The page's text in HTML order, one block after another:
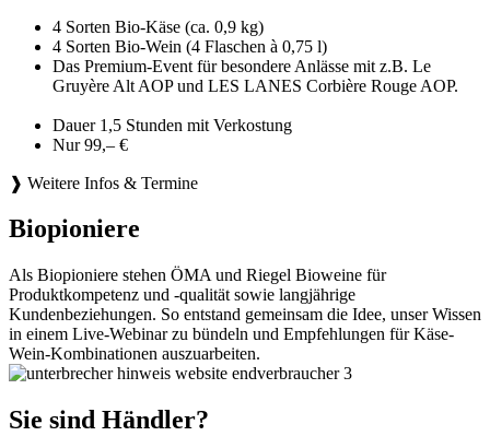
4 Sorten Bio-Käse (ca. 0,9 kg)
4 Sorten Bio-Wein (4 Flaschen à 0,75 l)
Das Premium-Event für besondere Anlässe mit z.B. Le
Gruyère Alt AOP und LES LANES Corbière Rouge AOP.
Dauer 1,5 Stunden mit Verkostung
Nur 99,– €
❱ Weitere Infos & Termine
Biopioniere
Als Biopioniere stehen ÖMA und Riegel Bioweine für
Produktkompetenz und -qualität sowie langjährige
Kundenbeziehungen. So entstand gemeinsam die Idee, unser Wissen
in einem Live-Webinar zu bündeln und Empfehlungen für Käse-
Wein-Kombinationen auszuarbeiten.
Sie sind Händler?